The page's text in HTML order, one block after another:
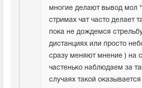
многие делают вывод мол
стримах чат часто делает
пока не дождемся
дистанциях или просто
сразу меняют мнение ) на
частенько наблюдаем за
случаях такой